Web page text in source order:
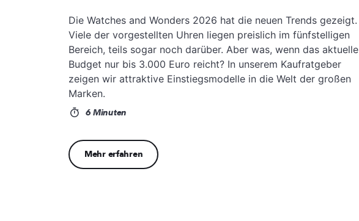
Die Watches and Wonders 2026 hat die neuen Trends gezeigt.
Viele der vorgestellten Uhren liegen preislich im fünfstelligen
Bereich, teils sogar noch darüber. Aber was, wenn das aktuelle
Budget nur bis 3.000 Euro reicht? In unserem Kaufratgeber
zeigen wir attraktive Einstiegsmodelle in die Welt der großen
Marken.
6 Minuten
Mehr erfahren